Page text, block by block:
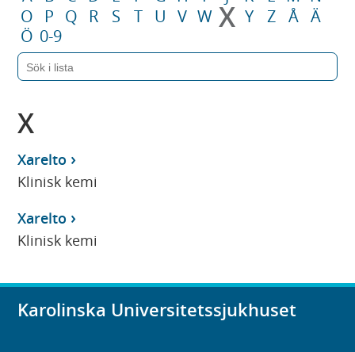
O
P Q R S T U V W X Y Z Å Ä
Ö 0-9
X
Xarelto
Klinisk kemi
Xarelto
Klinisk kemi
Karolinska Universitetssjukhuset